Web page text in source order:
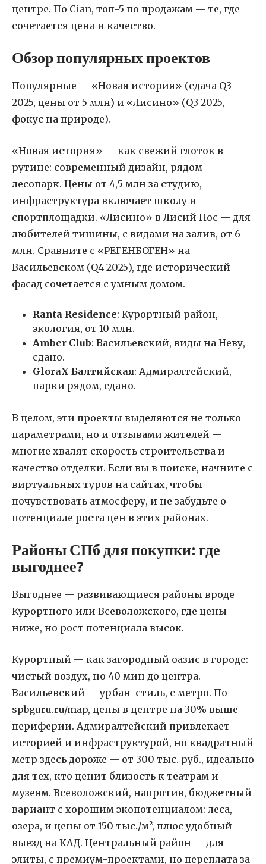
центре. По Cian, топ-5 по продажам — те, где
сочетается цена и качество.
Обзор популярных проектов
Популярные — «Новая история» (сдача Q3
2025, цены от 5 млн) и «Лисино» (Q3 2025,
фокус на природе).
«Новая история» — как свежий глоток в
рутине: современный дизайн, рядом
лесопарк. Цены от 4,5 млн за студию,
инфраструктура включает школу и
спортплощадки. «Лисино» в Лисий Нос — для
любителей тишины, с видами на залив, от 6
млн. Сравните с «РЕГЕНБОГЕН» на
Васильевском (Q4 2025), где исторический
фасад сочетается с умным домом.
Ranta Residence: Курортный район,
экология, от 10 млн.
Amber Club: Васильевский, виды на Неву,
сдано.
GloraX Балтийская: Адмиралтейский,
парки рядом, сдано.
В целом, эти проекты выделяются не только
параметрами, но и отзывами жителей —
многие хвалят скорость строительства и
качество отделки. Если вы в поиске, начните с
виртуальных туров на сайтах, чтобы
почувствовать атмосферу, и не забудьте о
потенциале роста цен в этих районах.
Районы СПб для покупки: где
выгоднее?
Выгоднее — развивающиеся районы вроде
Курортного или Всеволожского, где цены
ниже, но рост потенциала высок.
Курортный — как загородный оазис в городе:
чистый воздух, но 40 мин до центра.
Васильевский — урбан-стиль, с метро. По
spbguru.ru/map, цены в центре на 30% выше
периферии. Адмиралтейский привлекает
историей и инфраструктурой, но квадратный
метр здесь дороже — от 300 тыс. руб., идеально
для тех, кто ценит близость к театрам и
музеям. Всеволожский, напротив, бюджетный
вариант с хорошим экопотенциалом: леса,
озера, и цены от 150 тыс./м², плюс удобный
выезд на КАД. Центральный район — для
элиты, с премиум-проектами, но переплата за